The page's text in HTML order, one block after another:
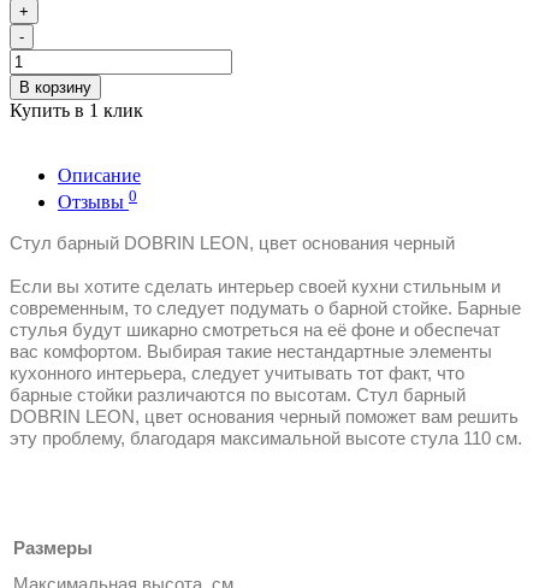
+
-
В корзину
Купить в 1 клик
Описание
Отзывы 0
Стул барный DOBRIN LEON, цвет основания черный
Если вы хотите сделать интерьер своей кухни стильным и
современным, то следует подумать о барной стойке. Барные
стулья будут шикарно смотреться на её фоне и обеспечат
вас комфортом. Выбирая такие нестандартные элементы
кухонного интерьера, следует учитывать тот факт, что
барные стойки различаются по высотам. Стул барный
DOBRIN LEON, цвет основания черный поможет вам решить
эту проблему, благодаря максимальной высоте стула 110 см.
Размеры